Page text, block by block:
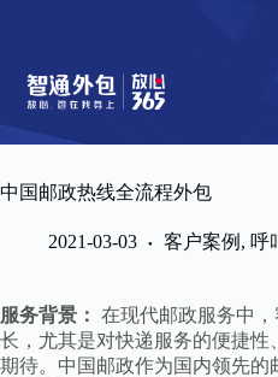
中国邮政热线全流程外包
2021-03-03 客户案例 , 呼
服务背景： 在现代邮政服务中
长，尤其是对快递服务的便捷
期待。中国邮政作为国内领先